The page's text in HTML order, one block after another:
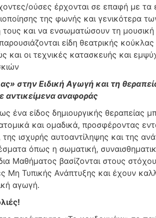
ούσες έρχονται σε επαφή με τα
της φωνής και γενικότερα
τους και να ενσωματώσουν τη
είδη θεατρικής
και οι τεχνικές κατασκευής και
στην Ειδική Αγωγή και τη
αντικείμενα αναφοράς
ως ένα είδος δημιουργικής θεραπείας
ατομικά και ομαδικά, προσφέροντας
της ισχυρής αυτοαντίληψης και της
όπως η σωματική,
Μαθήματος βασίζονται στους
Μη Τυπικής Ανάπτυξης και έχουν
αγωγή.